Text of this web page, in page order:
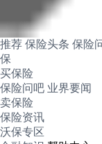
推荐 保险头条 保险
保
买保险
保险问吧 业界要闻
卖保险
保险资讯
沃保专区